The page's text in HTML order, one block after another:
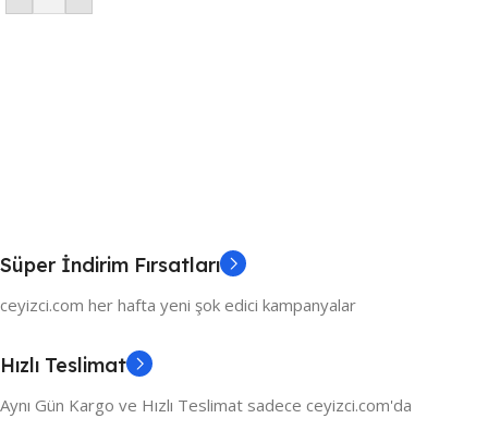
Süper İndirim Fırsatları
ceyizci.com her hafta yeni şok edici kampanyalar
Hızlı Teslimat
Aynı Gün Kargo ve Hızlı Teslimat sadece ceyizci.com'da